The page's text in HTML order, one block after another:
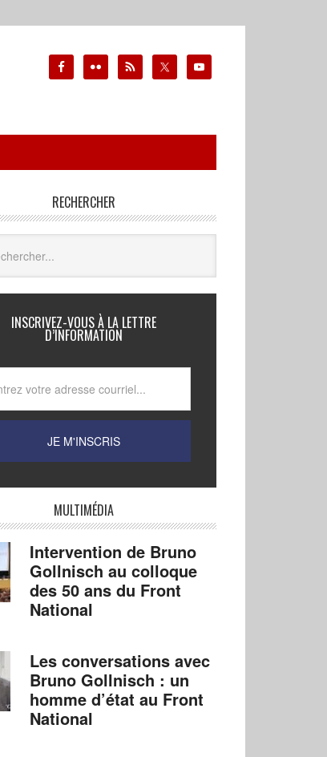
RECHERCHER
INSCRIVEZ-VOUS À LA LETTRE
D’INFORMATION
MULTIMÉDIA
Intervention de Bruno
Gollnisch au colloque
des 50 ans du Front
National
Les conversations avec
Bruno Gollnisch : un
homme d’état au Front
National